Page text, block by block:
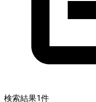
検索結果1件